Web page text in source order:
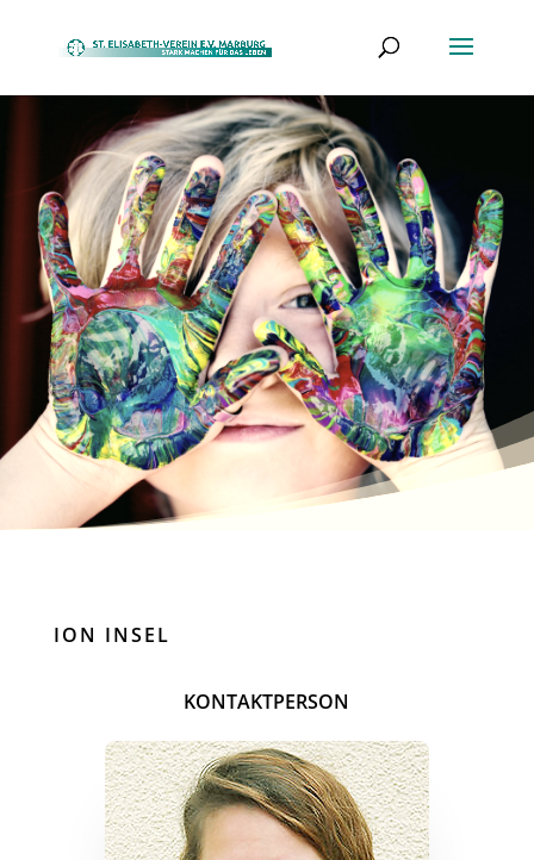
ION INSEL
KONTAKTPERSON